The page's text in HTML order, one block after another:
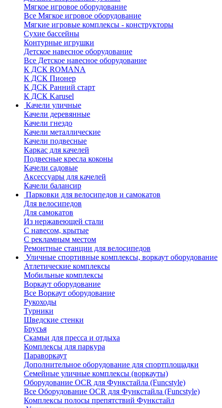
Мягкое игровое оборудование
Все Мягкое игровое оборудование
Мягкие игровые комплексы - конструкторы
Сухие бассейны
Контурные игрушки
Детское навесное оборудование
Все Детское навесное оборудование
К ДСК ROMANA
К ДСК Пионер
К ДСК Ранний старт
К ДСК Karusel
Качели уличные
Качели деревянные
Качели гнездо
Качели металлические
Качели подвесные
Каркас для качелей
Подвесные кресла коконы
Качели садовые
Аксессуары для качелей
Качели балансир
Парковки для велосипедов и самокатов
Для велосипедов
Для самокатов
Из нержавеющей стали
С навесом, крытые
С рекламным местом
Ремонтные станции для велосипедов
Уличные спортивные комплексы, воркаут оборудование
Атлетические комплексы
Мобильные комплексы
Воркаут оборудование
Все Воркаут оборудование
Рукоходы
Турники
Шведские стенки
Брусья
Скамьи для пресса и отдыха
Комплексы для паркура
Параворкаут
Дополнительное оборудование для спортплощадки
Семейные уличные комплексы (воркауты)
Оборудование OCR для Функстайла (Funcstyle)
Все Оборудование OCR для Функстайла (Funcstyle)
Комплексы полосы препятствий Функстайл